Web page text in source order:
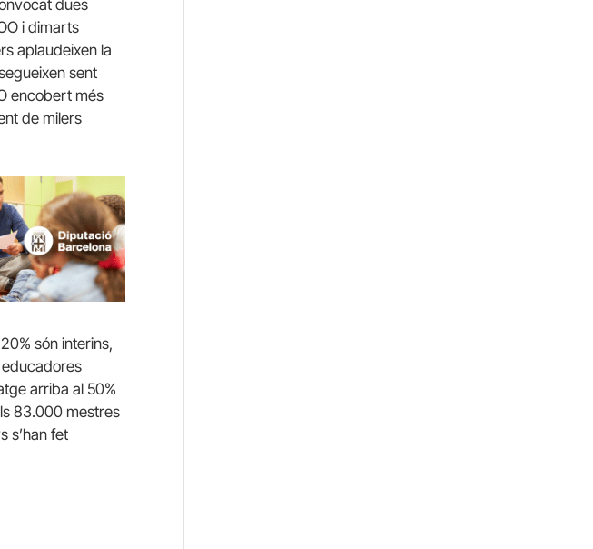
dues
i dimarts
aplaudeixen la
sent
encobert més
de milers
són interins,
arriba al 50%
83.000 mestres
s’han fet